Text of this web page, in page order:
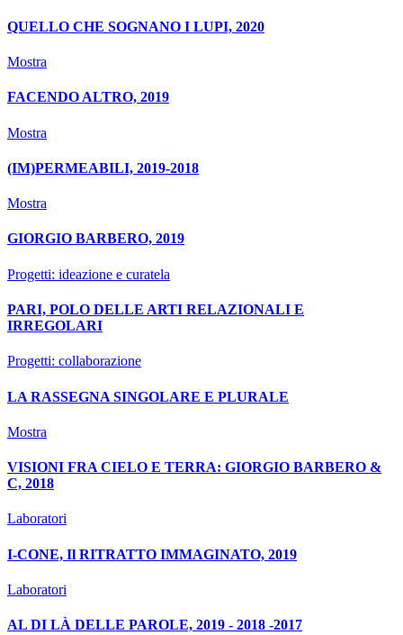
QUELLO CHE SOGNANO I LUPI, 2020
Mostra
FACENDO ALTRO, 2019
Mostra
(IM)PERMEABILI, 2019-2018
Mostra
GIORGIO BARBERO, 2019
Progetti: ideazione e curatela
PARI, POLO DELLE ARTI RELAZIONALI E
IRREGOLARI
Progetti: collaborazione
LA RASSEGNA SINGOLARE E PLURALE
Mostra
VISIONI FRA CIELO E TERRA: GIORGIO BARBERO &
C, 2018
Laboratori
I-CONE, Il RITRATTO IMMAGINATO, 2019
Laboratori
AL DI LÀ DELLE PAROLE, 2019 - 2018 -2017